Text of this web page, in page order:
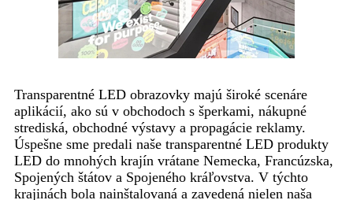
Transparentné LED obrazovky majú široké scenáre
aplikácií, ako sú v obchodoch s šperkami, nákupné
strediská, obchodné výstavy a propagácie reklamy.
Úspešne sme predali naše transparentné LED produkty
LED do mnohých krajín vrátane Nemecka, Francúzska,
Spojených štátov a Spojeného kráľovstva. V týchto
krajinách bola nainštalovaná a zavedená nielen naša